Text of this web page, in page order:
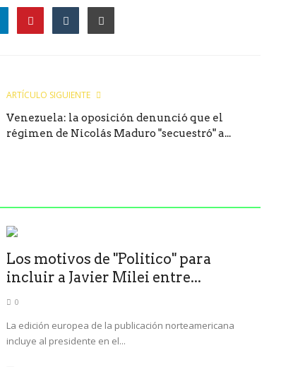
ARTÍCULO SIGUIENTE
Venezuela: la oposición denunció que el
régimen de Nicolás Maduro "secuestró" a...
Los motivos de "Politico" para
incluir a Javier Milei entre...
0
La edición europea de la publicación norteamericana
incluye al presidente en el...